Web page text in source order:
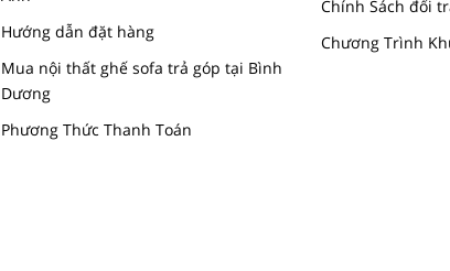
Hướng dẫn đặt hàng
Mua nội thất ghế sofa trả góp tại Bình
Dương
Phương Thức Thanh Toán
Chính Sách đổi
Chương Trình